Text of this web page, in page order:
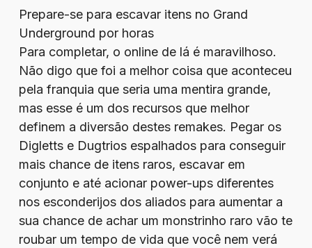
Prepare-se para escavar itens no Grand
Underground por horas
Para completar, o online de lá é maravilhoso.
Não digo que foi a melhor coisa que aconteceu
pela franquia que seria uma mentira grande,
mas esse é um dos recursos que melhor
definem a diversão destes remakes. Pegar os
Digletts e Dugtrios espalhados para conseguir
mais chance de itens raros, escavar em
conjunto e até acionar power-ups diferentes
nos esconderijos dos aliados para aumentar a
sua chance de achar um monstrinho raro vão te
roubar um tempo de vida que você nem verá